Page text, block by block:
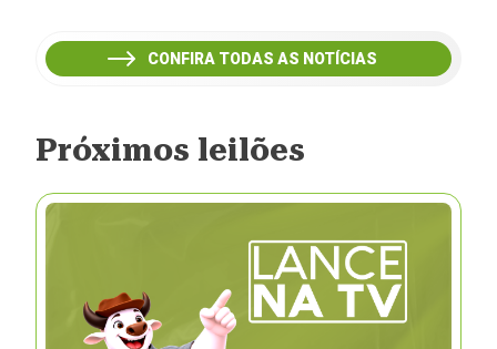
CONFIRA TODAS AS NOTÍCIAS
Próximos leilões